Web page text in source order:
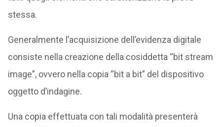
stessa.
Generalmente l’acquisizione dell’evidenza digitale
consiste nella creazione della cosiddetta “bit stream
image”, ovvero nella copia “bit a bit” del dispositivo
oggetto d’indagine.
Una copia effettuata con tali modalità presenterà